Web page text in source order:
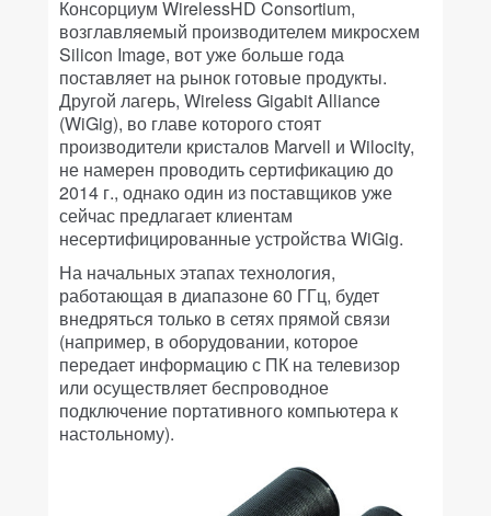
Консорциум WirelessHD Consortium,
возглавляемый производителем микросхем
Silicon Image, вот уже больше года
поставляет на рынок готовые продукты.
Другой лагерь, Wireless Gigabit Alliance
(WiGig), во главе которого стоят
производители кристалов Marvell и Wilocity,
не намерен проводить сертификацию до
2014 г., однако один из поставщиков уже
сейчас предлагает клиентам
несертифицированные устройства WiGig.
На начальных этапах технология,
работающая в диапазоне 60 ГГц, будет
внедряться только в сетях прямой связи
(например, в оборудовании, которое
передает информацию с ПК на телевизор
или осуществляет беспроводное
подключение портативного компьютера к
настольному).